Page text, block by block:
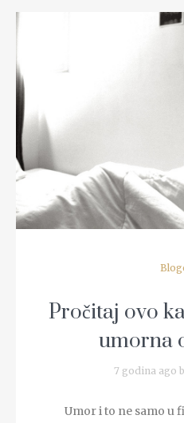
READ
Pročitaj ovo
umorna
7 godina ago
Umor i to ne samo u